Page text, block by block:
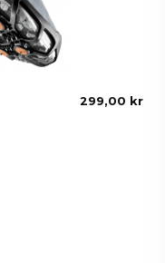
299,00 kr